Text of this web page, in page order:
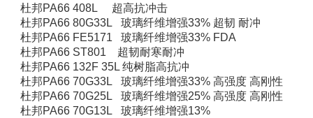
杜邦PA66 408L 超高抗冲击
杜邦PA66 80G33L 玻璃纤维增强33% 超韧 耐冲
杜邦PA66 FE5171 玻璃纤维增强33% FDA
杜邦PA66 ST801 超韧耐寒耐冲
杜邦PA66 132F 35L 纯树脂高抗冲
杜邦PA66 70G33L 玻璃纤维增强33% 高强度 高刚性
杜邦PA66 70G25L 玻璃纤维增强25% 高强度 高刚性
杜邦PA66 70G13L 玻璃纤维增强13%